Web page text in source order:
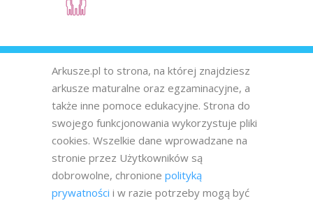
Arkusze.pl to strona, na której znajdziesz
arkusze maturalne oraz egzaminacyjne, a
także inne pomoce edukacyjne. Strona do
swojego funkcjonowania wykorzystuje pliki
cookies. Wszelkie dane wprowadzane na
stronie przez Użytkowników są
dobrowolne, chronione polityką
prywatności i w razie potrzeby mogą być